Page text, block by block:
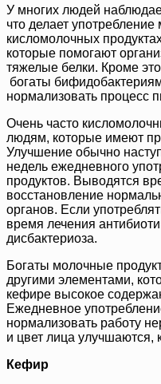
У многих людей
что делает
кисломолочных
которые помогают
тяжелые белки. Кроме
богаты
нормализовать процесс
Очень часто
людям, которые имеют
Улучшение обычно
недель ежедневного
продуктов. Выводятся
восстановление
органов. Если
время лечения
дисбактериоза.
Богаты молочные
другими элементами,
кефире высокое
Ежедневное
нормализовать работу
и цвет лица улучшаются,
Кефир